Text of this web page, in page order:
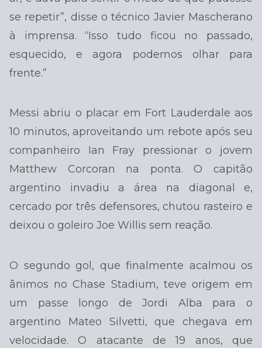
se repetir”, disse o técnico Javier Mascherano
à imprensa. “Isso tudo ficou no passado,
esquecido, e agora podemos olhar para
frente.”
Messi abriu o placar em Fort Lauderdale aos
10 minutos, aproveitando um rebote após seu
companheiro Ian Fray pressionar o jovem
Matthew Corcoran na ponta. O capitão
argentino invadiu a área na diagonal e,
cercado por três defensores, chutou rasteiro e
deixou o goleiro Joe Willis sem reação.
O segundo gol, que finalmente acalmou os
ânimos no Chase Stadium, teve origem em
um passe longo de Jordi Alba para o
argentino Mateo Silvetti, que chegava em
velocidade. O atacante de 19 anos, que